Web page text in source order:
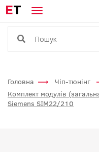
ET
Головна Чіп-тюнінг
Комплект модулів
Siemens SIM22/210